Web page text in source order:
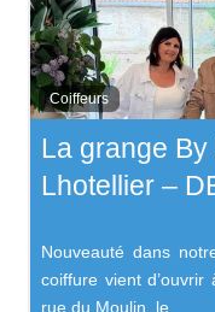
Coiffeurs
La grange By
Lhotellier –
Nouveauté dans
coiffure vient
rue du Moulin, le